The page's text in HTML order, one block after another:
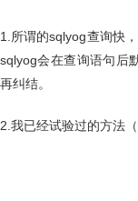
1.所谓的sqlyog查询快
sqlyog会在查询语句后
再纠结。
2.我已经试验过的方法